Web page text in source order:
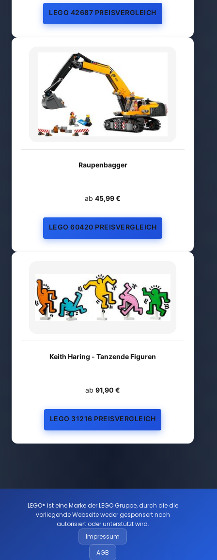
LEGO 42687 PREISVERGLEICH
Raupenbagger
ab 45,99 €
LEGO 60420 PREISVERGLEICH
Keith Haring - Tanzende Figuren
ab 91,90 €
LEGO 31216 PREISVERGLEICH
LEGO® ist eine Marke der LEGO Gruppe, durch die die
vorliegende Webseite weder gesponsert noch
autorisiert oder unterstützt wird.
Impressum
AGB